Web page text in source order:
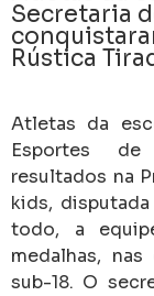
Secretaria
Rústica
Atletas da
Esportes de
resultados na
kids,
todo, a
medalhas, nas
sub-18. O